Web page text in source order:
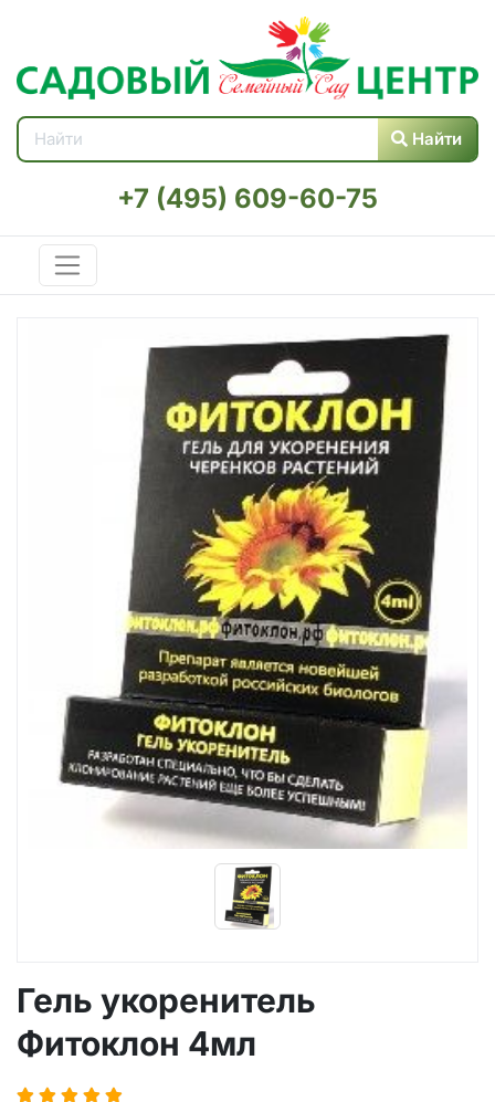
Найти
+7 (495) 609-60-75
Гель укоренитель
Фитоклон 4мл